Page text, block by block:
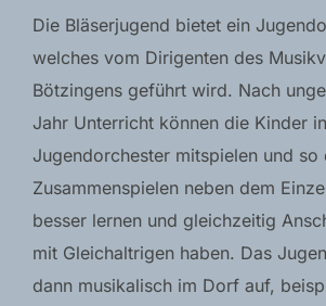
Die Bläserjugend bietet ein
welches vom Dirigenten des
Bötzingens geführt wird. Nach
Jahr Unterricht können die Kinder
Jugendorchester mitspielen und so
Zusammenspielen neben dem
besser lernen und gleichzeitig
mit Gleichaltrigen haben. Das
dann musikalisch im Dorf auf,